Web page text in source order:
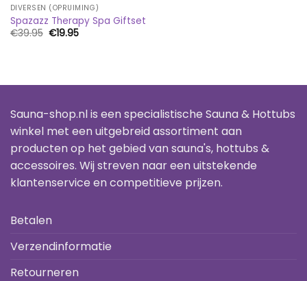
DIVERSEN (OPRUIMING)
Spazazz Therapy Spa Giftset
€39.95 Oorspronkelijke
€19.95Huidige
Sauna-shop.nl is een specialistische Sauna & Hottubs
winkel met een uitgebreid assortiment aan
producten op het gebied van sauna's, hottubs &
accessoires. Wij streven naar een uitstekende
klantenservice en competitieve prijzen.
Betalen
Verzendinformatie
Retourneren